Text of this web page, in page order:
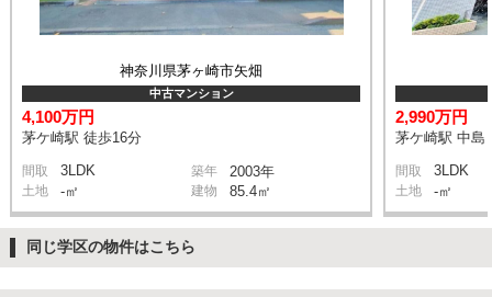
神奈川県茅ヶ崎市矢畑
中古マンション
4,100万円
茅ケ崎駅 徒歩16分
間取 3LDK 築年 2003年
土地 -㎡ 建物 85.4㎡
2,990万円
茅ケ崎駅 中島
間取 3LDK
土地 -㎡
同じ学区の物件はこちら